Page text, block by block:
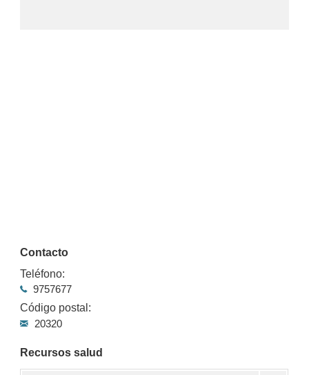
Contacto
Teléfono:
9757677
Código postal:
20320
Recursos salud